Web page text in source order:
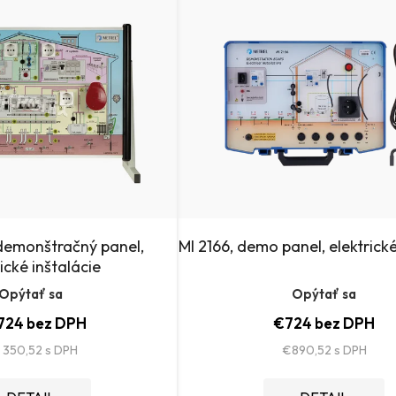
panel,
inštalácie
Opýtať sa
bez DPH
MI 2166, demo panel,
Opýtať sa
€724 bez DPH
€890,52